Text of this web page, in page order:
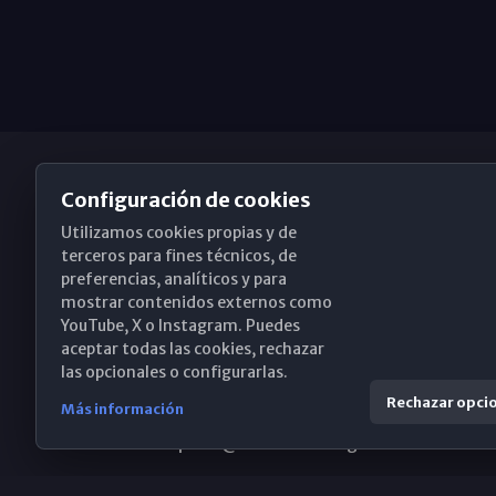
Obispado de Málaga
Santa María, 18-20. 29015 Málaga
(+34) 952 224 386
Configuración de cookies
Utilizamos cookies propias y de
terceros para fines técnicos, de
preferencias, analíticos y para
mostrar contenidos externos como
YouTube, X o Instagram. Puedes
aceptar todas las cookies, rechazar
las opcionales o configurarlas.
Más información Rechazar